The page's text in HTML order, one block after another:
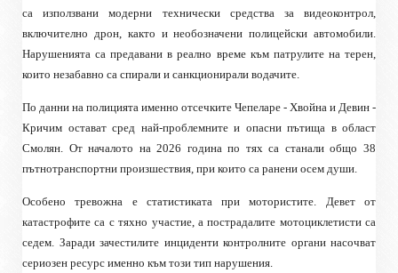
са използвани модерни технически средства за видеоконтрол,
включително дрон, както и необозначени полицейски автомобили.
Нарушенията са предавани в реално време към патрулите на терен,
които незабавно са спирали и санкционирали водачите.
По данни на полицията именно отсечките Чепеларе - Хвойна и Девин -
Кричим остават сред най-проблемните и опасни пътища в област
Смолян. От началото на 2026 година по тях са станали общо 38
пътнотранспортни произшествия, при които са ранени осем души.
Особено тревожна е статистиката при мотористите. Девет от
катастрофите са с тяхно участие, а пострадалите мотоциклетисти са
седем. Заради зачестилите инциденти контролните органи насочват
сериозен ресурс именно към този тип нарушения.